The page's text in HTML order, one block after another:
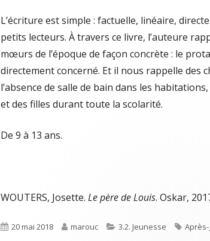
L’écriture est simple : factuelle, linéaire,
petits lecteurs. À travers ce livre, l’auteure
mœurs de l’époque de façon concrète : le
directement concerné. Et il nous rappelle des
l’absence de salle de bain dans les
et des filles durant toute la scolarité.
De 9 à 13 ans.
WOUTERS, Josette. Le père de Louis. Oskar,
Published
20 mai 2018 Author
marouc Categories
3.2. Jeunesse Tags